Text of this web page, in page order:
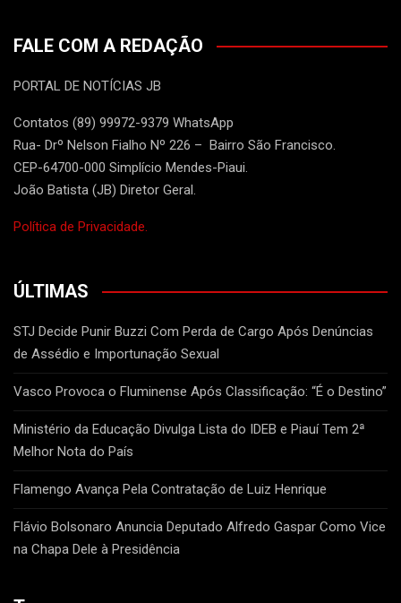
FALE COM A REDAÇÃO
PORTAL DE NOTÍCIAS JB
Contatos (89) 99972-9379 WhatsApp
Rua- Drº Nelson Fialho Nº 226 – Bairro São Francisco.
CEP-64700-000 Simplício Mendes-Piaui.
João Batista (JB) Diretor Geral.
Política de Privacidade.
ÚLTIMAS
STJ Decide Punir Buzzi Com Perda de Cargo Após Denúncias
de Assédio e Importunação Sexual
Vasco Provoca o Fluminense Após Classificação: “É o Destino”
Ministério da Educação Divulga Lista do IDEB e Piauí Tem 2ª
Melhor Nota do País
Flamengo Avança Pela Contratação de Luiz Henrique
Flávio Bolsonaro Anuncia Deputado Alfredo Gaspar Como Vice
na Chapa Dele à Presidência